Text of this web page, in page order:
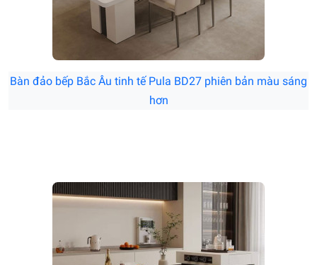
Bàn đảo bếp Bắc Âu tinh tế Pula BD27 phiên bản màu sáng
hơn